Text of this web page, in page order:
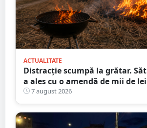
ACTUALITATE
Distracție scumpă la grătar.
a ales cu o amendă de mii de lei
7 august 2026